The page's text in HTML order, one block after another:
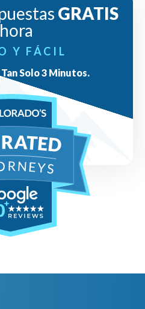
GRATIS
Y FÁCIL
Tan Solo 3 Minutos.